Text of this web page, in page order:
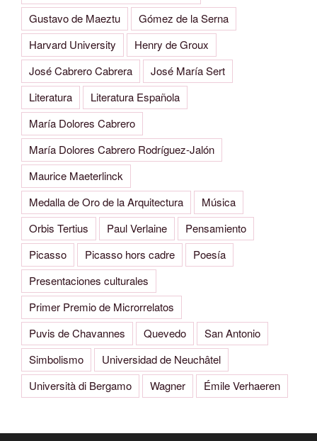
Gustavo de Maeztu
Gómez de la Serna
Harvard University
Henry de Groux
José Cabrero Cabrera
José María Sert
Literatura
Literatura Española
María Dolores Cabrero
María Dolores Cabrero Rodríguez-Jalón
Maurice Maeterlinck
Medalla de Oro de la Arquitectura
Música
Orbis Tertius
Paul Verlaine
Pensamiento
Picasso
Picasso hors cadre
Poesía
Presentaciones culturales
Primer Premio de Microrrelatos
Puvis de Chavannes
Quevedo
San Antonio
Simbolismo
Universidad de Neuchâtel
Università di Bergamo
Wagner Émile Verhaeren